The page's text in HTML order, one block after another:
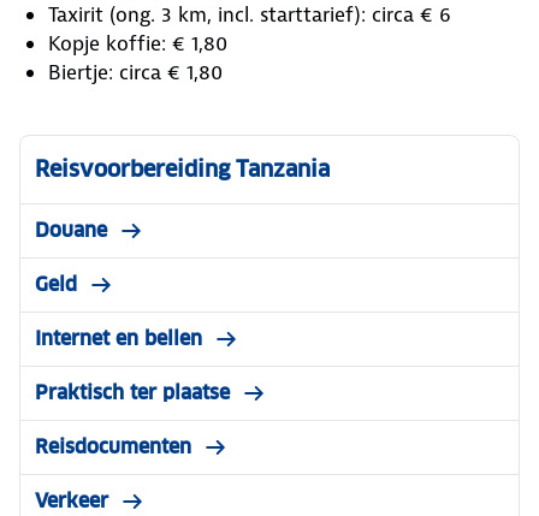
Taxirit (ong. 3 km, incl. starttarief): circa € 6
Kopje koffie: € 1,80
Biertje: circa € 1,80
Reisvoorbereiding Tanzania
Douane
Geld
Internet en bellen
Praktisch ter plaatse
Reisdocumenten
Verkeer